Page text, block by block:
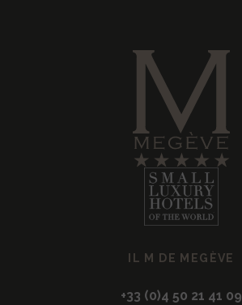
IL M DE MEGÈVE
+33 (0)4 50 21 41 09